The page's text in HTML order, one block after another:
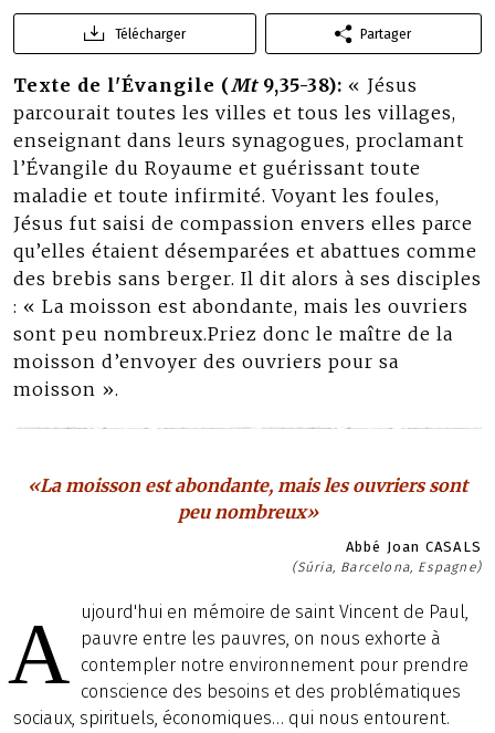
Télécharger Partager
Texte de l'Évangile (Mt9,35-38): « Jésus
parcourait toutes les villes et tous les villages,
enseignant dans leurs synagogues, proclamant
l’Évangile du Royaume et guérissant toute
maladie et toute infirmité. Voyant les foules,
Jésus fut saisi de compassion envers elles parce
qu’elles étaient désemparées et abattues comme
des brebis sans berger. Il dit alors à ses disciples
: « La moisson est abondante, mais les ouvriers
sont peu nombreux.Priez donc le maître de la
moisson d’envoyer des ouvriers pour sa
moisson ».
«La moisson est abondante, mais les ouvriers sont
peu nombreux»
Abbé Joan CASALS
(Súria, Barcelona, Espagne)
A
ujourd'hui en mémoire de saint Vincent de Paul,
pauvre entre les pauvres, on nous exhorte à
contempler notre environnement pour prendre
conscience des besoins et des problématiques
sociaux, spirituels, économiques… qui nous entourent.